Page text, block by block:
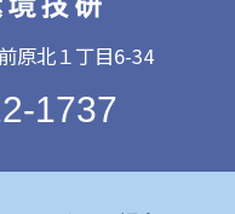
原北１丁目6-34
1737